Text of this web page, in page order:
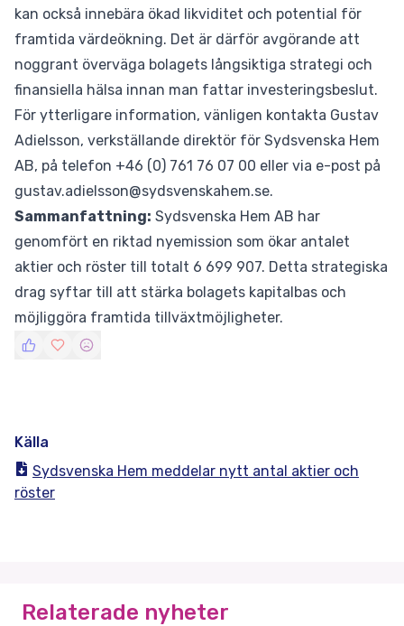
kan också innebära ökad likviditet och potential för
framtida värdeökning. Det är därför avgörande att
noggrant överväga bolagets långsiktiga strategi och
finansiella hälsa innan man fattar investeringsbeslut.
För ytterligare information, vänligen kontakta Gustav
Adielsson, verkställande direktör för Sydsvenska Hem
AB, på telefon +46 (0) 761 76 07 00 eller via e-post på
gustav.adielsson@sydsvenskahem.se.
Sammanfattning: Sydsvenska Hem AB har
genomfört en riktad nyemission som ökar antalet
aktier och röster till totalt 6 699 907. Detta strategiska
drag syftar till att stärka bolagets kapitalbas och
möjliggöra framtida tillväxtmöjligheter.
Källa
Sydsvenska Hem meddelar nytt antal aktier och
röster
Relaterade nyheter